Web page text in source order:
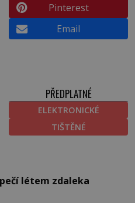
Pinterest
Email
PŘEDPLATNÉ
ELEKTRONICKÉ
TIŠTĚNÉ
létem zdaleka